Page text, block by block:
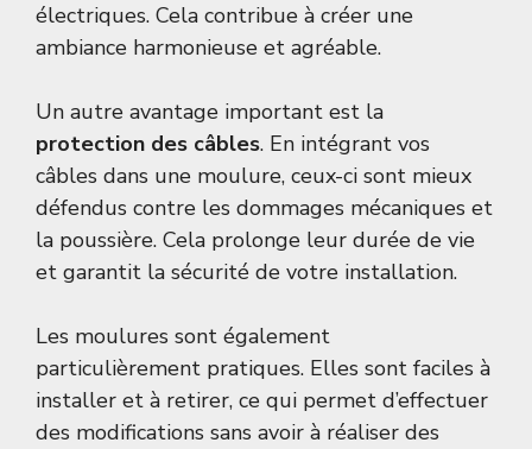
électriques. Cela contribue à créer une
ambiance harmonieuse et agréable.
Un autre avantage important est la
protection des câbles. En intégrant vos
câbles dans une moulure, ceux-ci sont mieux
défendus contre les dommages mécaniques et
la poussière. Cela prolonge leur durée de vie
et garantit la sécurité de votre installation.
Les moulures sont également
particulièrement pratiques. Elles sont faciles à
installer et à retirer, ce qui permet d’effectuer
des modifications sans avoir à réaliser des